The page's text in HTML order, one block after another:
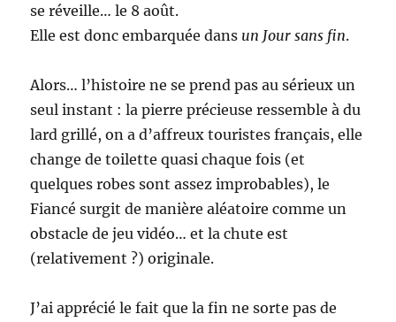
se réveille… le 8 août.
Elle est donc embarquée dans un Jour sans fin.
Alors… l’histoire ne se prend pas au sérieux un
seul instant : la pierre précieuse ressemble à du
lard grillé, on a d’affreux touristes français, elle
change de toilette quasi chaque fois (et
quelques robes sont assez improbables), le
Fiancé surgit de manière aléatoire comme un
obstacle de jeu vidéo… et la chute est
(relativement ?) originale.
J’ai apprécié le fait que la fin ne sorte pas de